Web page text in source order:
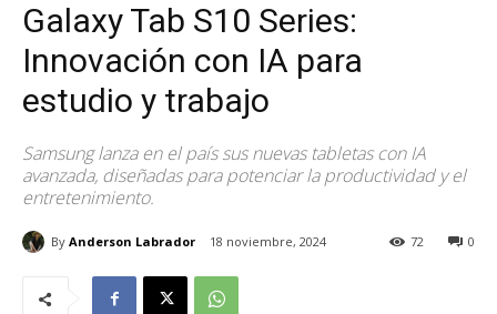
Galaxy Tab S10 Series:
Innovación con IA para
estudio y trabajo
Samsung lanza en el país sus nuevas tabletas con IA
avanzada, diseñadas para potenciar la productividad y el
entretenimiento.
By Anderson Labrador 18 noviembre, 2024 0
72